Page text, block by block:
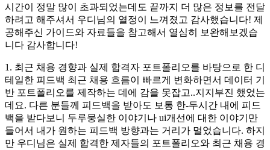
시간이 정말 많이 초과되었는데도 끝까지 더 많은 정보를 전달
하려고 해주셔서 우디님의 열정이 느껴졌고 감사했습니다! 제
공해주신 가이드와 자료들을 참고해서 열심히 보완해보겠습
니다 감사합니다!
1. 최근 채용 경향과 실제 합격자 포트폴리오를 바탕으로 한 디
테일한 피드백 최근 채용 흐름이 빠르게 변화하면서 데이터 기
반 포트폴리오를 제작하는 데에 감을 못잡고..지지부진 했었는
데요. 다른 분들께 피드백을 받아도 보통 한-두시간 내에 피드
백을 받다보니 두루뭉실한 이야기나 ui개선에 대한 이야기만
들어서 내가 원하는 피드백 방향과는 거리가 멀었습니다. 하지
만 우디님은 실제 합격한 제자들의 포트폴리오와 최근 채용 경